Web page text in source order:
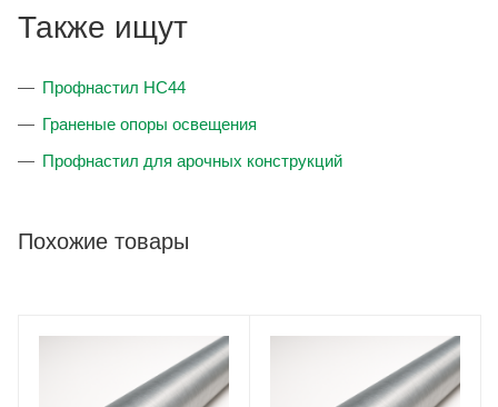
Также ищут
Профнастил НС44
Граненые опоры освещения
Профнастил для арочных конструкций
Похожие товары